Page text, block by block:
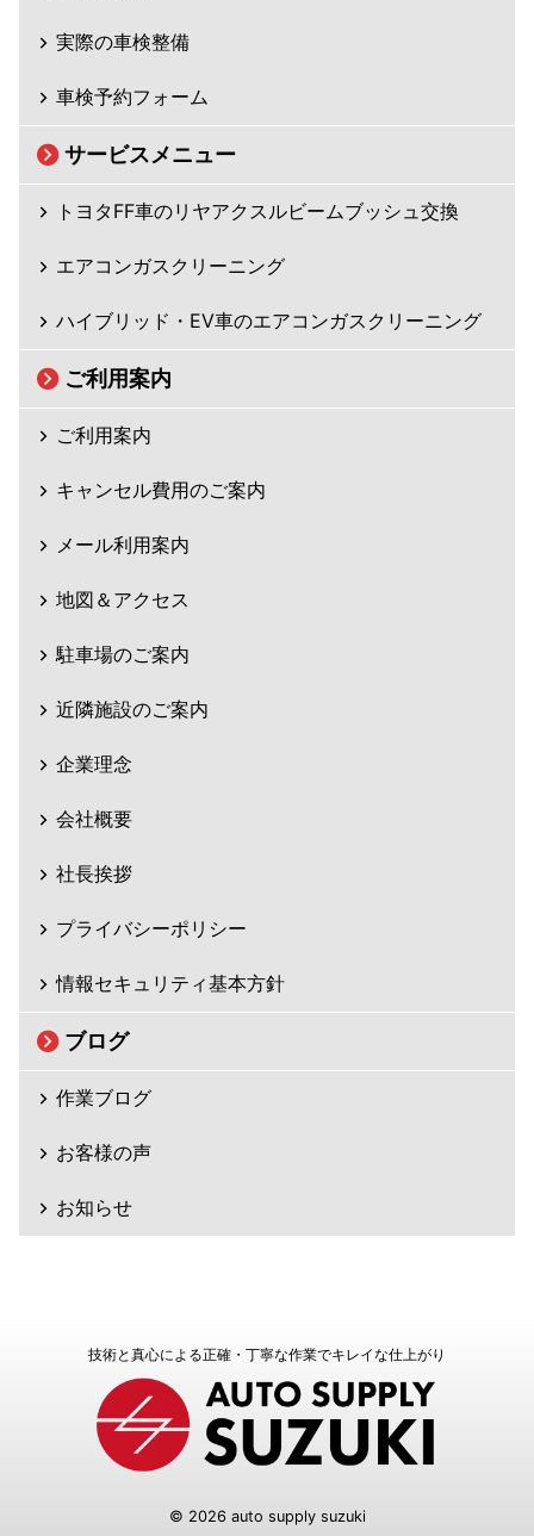
実際の車検整備
車検予約フォーム
サービスメニュー
トヨタFF車のリヤアクスルビームブッシュ交換
エアコンガスクリーニング
ハイブリッド・EV車のエアコンガスクリーニング
ご利用案内
ご利用案内
キャンセル費用のご案内
メール利用案内
地図＆アクセス
駐車場のご案内
近隣施設のご案内
企業理念
会社概要
社長挨拶
プライバシーポリシー
情報セキュリティ基本方針
ブログ
作業ブログ
お客様の声
お知らせ
技術と真心による正確・丁寧な作業でキレイな仕上がり
© 2026 auto supply suzuki